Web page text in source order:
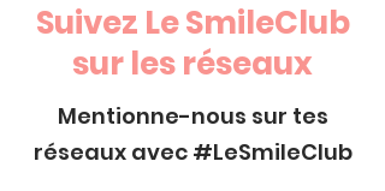
Suivez Le SmileClub
sur les réseaux
Mentionne-nous sur tes
réseaux avec #LeSmileClub